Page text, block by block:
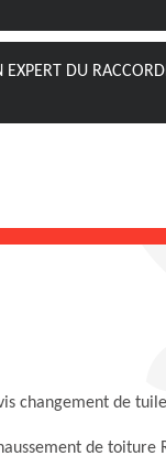
EXPERT DU
changement de
de toiture